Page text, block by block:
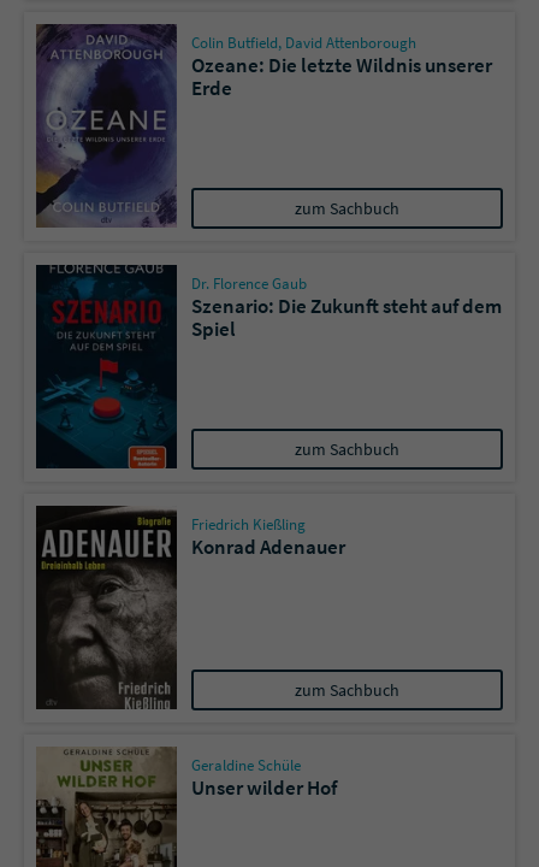
Colin Butfield, David Attenborough
Ozeane: Die letzte Wildnis unserer
Erde
zum Sachbuch
Dr. Florence Gaub
Szenario: Die Zukunft steht auf dem
Spiel
zum Sachbuch
Friedrich Kießling
Konrad Adenauer
zum Sachbuch
Geraldine Schüle
Unser wilder Hof